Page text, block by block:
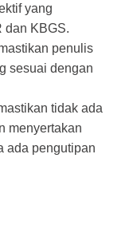
yang
dan KBGS.
penulis
sesuai dengan
tidak ada
menyertakan
ada pengutipan